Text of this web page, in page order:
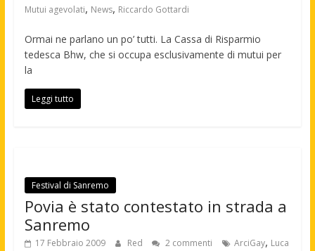
Mutui agevolati, News, Riccardo Gottardi
Ormai ne parlano un po’ tutti. La Cassa di Risparmio
tedesca Bhw, che si occupa esclusivamente di mutui per
la
Leggi tutto
Festival di Sanremo
Povia è stato contestato in strada a
Sanremo
17 Febbraio 2009 Red 2 commenti ArciGay, Luca